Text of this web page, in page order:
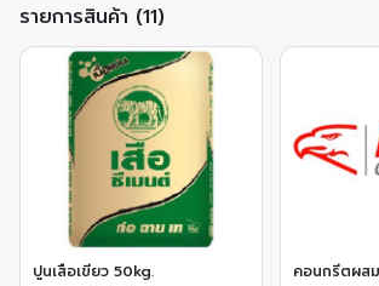
รายการสินค้า (11)
ปูนเสือเขียว 50kg. คอนกรีตผส